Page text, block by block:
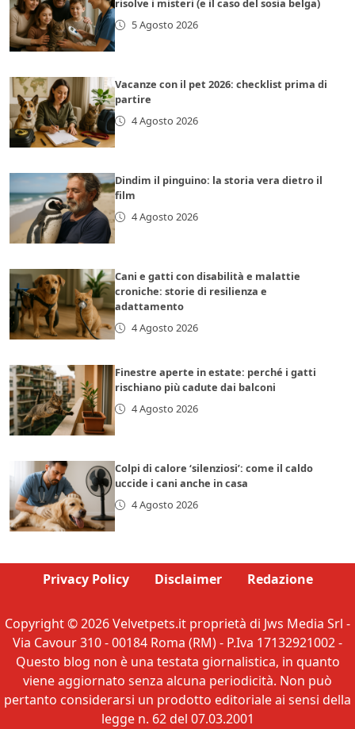
risolve i misteri (e il caso del sosia belga)
5 Agosto 2026
Vacanze con il pet 2026: checklist prima di
partire
4 Agosto 2026
Dindim il pinguino: la storia vera dietro il
film
4 Agosto 2026
Cani e gatti con disabilità e malattie
croniche: storie di resilienza e
adattamento
4 Agosto 2026
Finestre aperte in estate: perché i gatti
rischiano più cadute dai balconi
4 Agosto 2026
Colpi di calore ‘silenziosi’: come il caldo
uccide i cani anche in casa
4 Agosto 2026
Privacy Policy Disclaimer Redazione
Copyright © 2026 Velvetpets.it proprietà di Jws Media Srl -
Via Cavour 310 - 00184 Roma (RM) - P.Iva 17132921002 -
Questo blog non è una testata giornalistica, in quanto
viene aggiornato senza alcuna periodicità. Non può
pertanto considerarsi un prodotto editoriale ai sensi della
legge n. 62 del 07.03.2001